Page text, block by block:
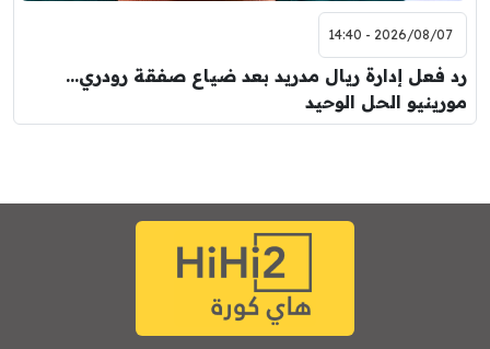
2026/08/07 - 14:40
رد فعل إدارة ريال مدريد بعد ضياع صفقة رودري…
مورينيو الحل الوحيد